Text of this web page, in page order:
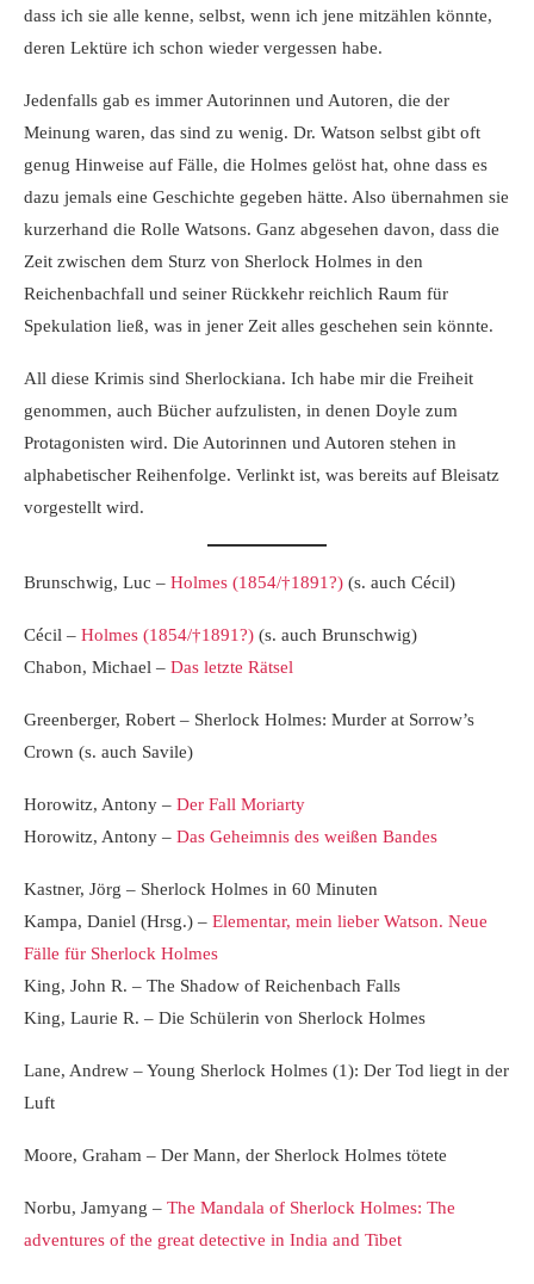
dass ich sie alle kenne, selbst, wenn ich jene mitzählen könnte,
deren Lektüre ich schon wieder vergessen habe.
Jedenfalls gab es immer Autorinnen und Autoren, die der
Meinung waren, das sind zu wenig. Dr. Watson selbst gibt oft
genug Hinweise auf Fälle, die Holmes gelöst hat, ohne dass es
dazu jemals eine Geschichte gegeben hätte. Also übernahmen sie
kurzerhand die Rolle Watsons. Ganz abgesehen davon, dass die
Zeit zwischen dem Sturz von Sherlock Holmes in den
Reichenbachfall und seiner Rückkehr reichlich Raum für
Spekulation ließ, was in jener Zeit alles geschehen sein könnte.
All diese Krimis sind Sherlockiana. Ich habe mir die Freiheit
genommen, auch Bücher aufzulisten, in denen Doyle zum
Protagonisten wird. Die Autorinnen und Autoren stehen in
alphabetischer Reihenfolge. Verlinkt ist, was bereits auf Bleisatz
vorgestellt wird.
Brunschwig, Luc – Holmes (1854/†1891?) (s. auch Cécil)
Cécil – Holmes (1854/†1891?) (s. auch Brunschwig)
Chabon, Michael – Das letzte Rätsel
Greenberger, Robert – Sherlock Holmes: Murder at Sorrow’s
Crown (s. auch Savile)
Horowitz, Antony – Der Fall Moriarty
Horowitz, Antony – Das Geheimnis des weißen Bandes
Kastner, Jörg – Sherlock Holmes in 60 Minuten
Kampa, Daniel (Hrsg.) – Elementar, mein lieber Watson. Neue
Fälle für Sherlock Holmes
King, John R. – The Shadow of Reichenbach Falls
King, Laurie R. – Die Schülerin von Sherlock Holmes
Lane, Andrew – Young Sherlock Holmes (1): Der Tod liegt in der
Luft
Moore, Graham – Der Mann, der Sherlock Holmes tötete
Norbu, Jamyang – The Mandala of Sherlock Holmes: The
adventures of the great detective in India and Tibet